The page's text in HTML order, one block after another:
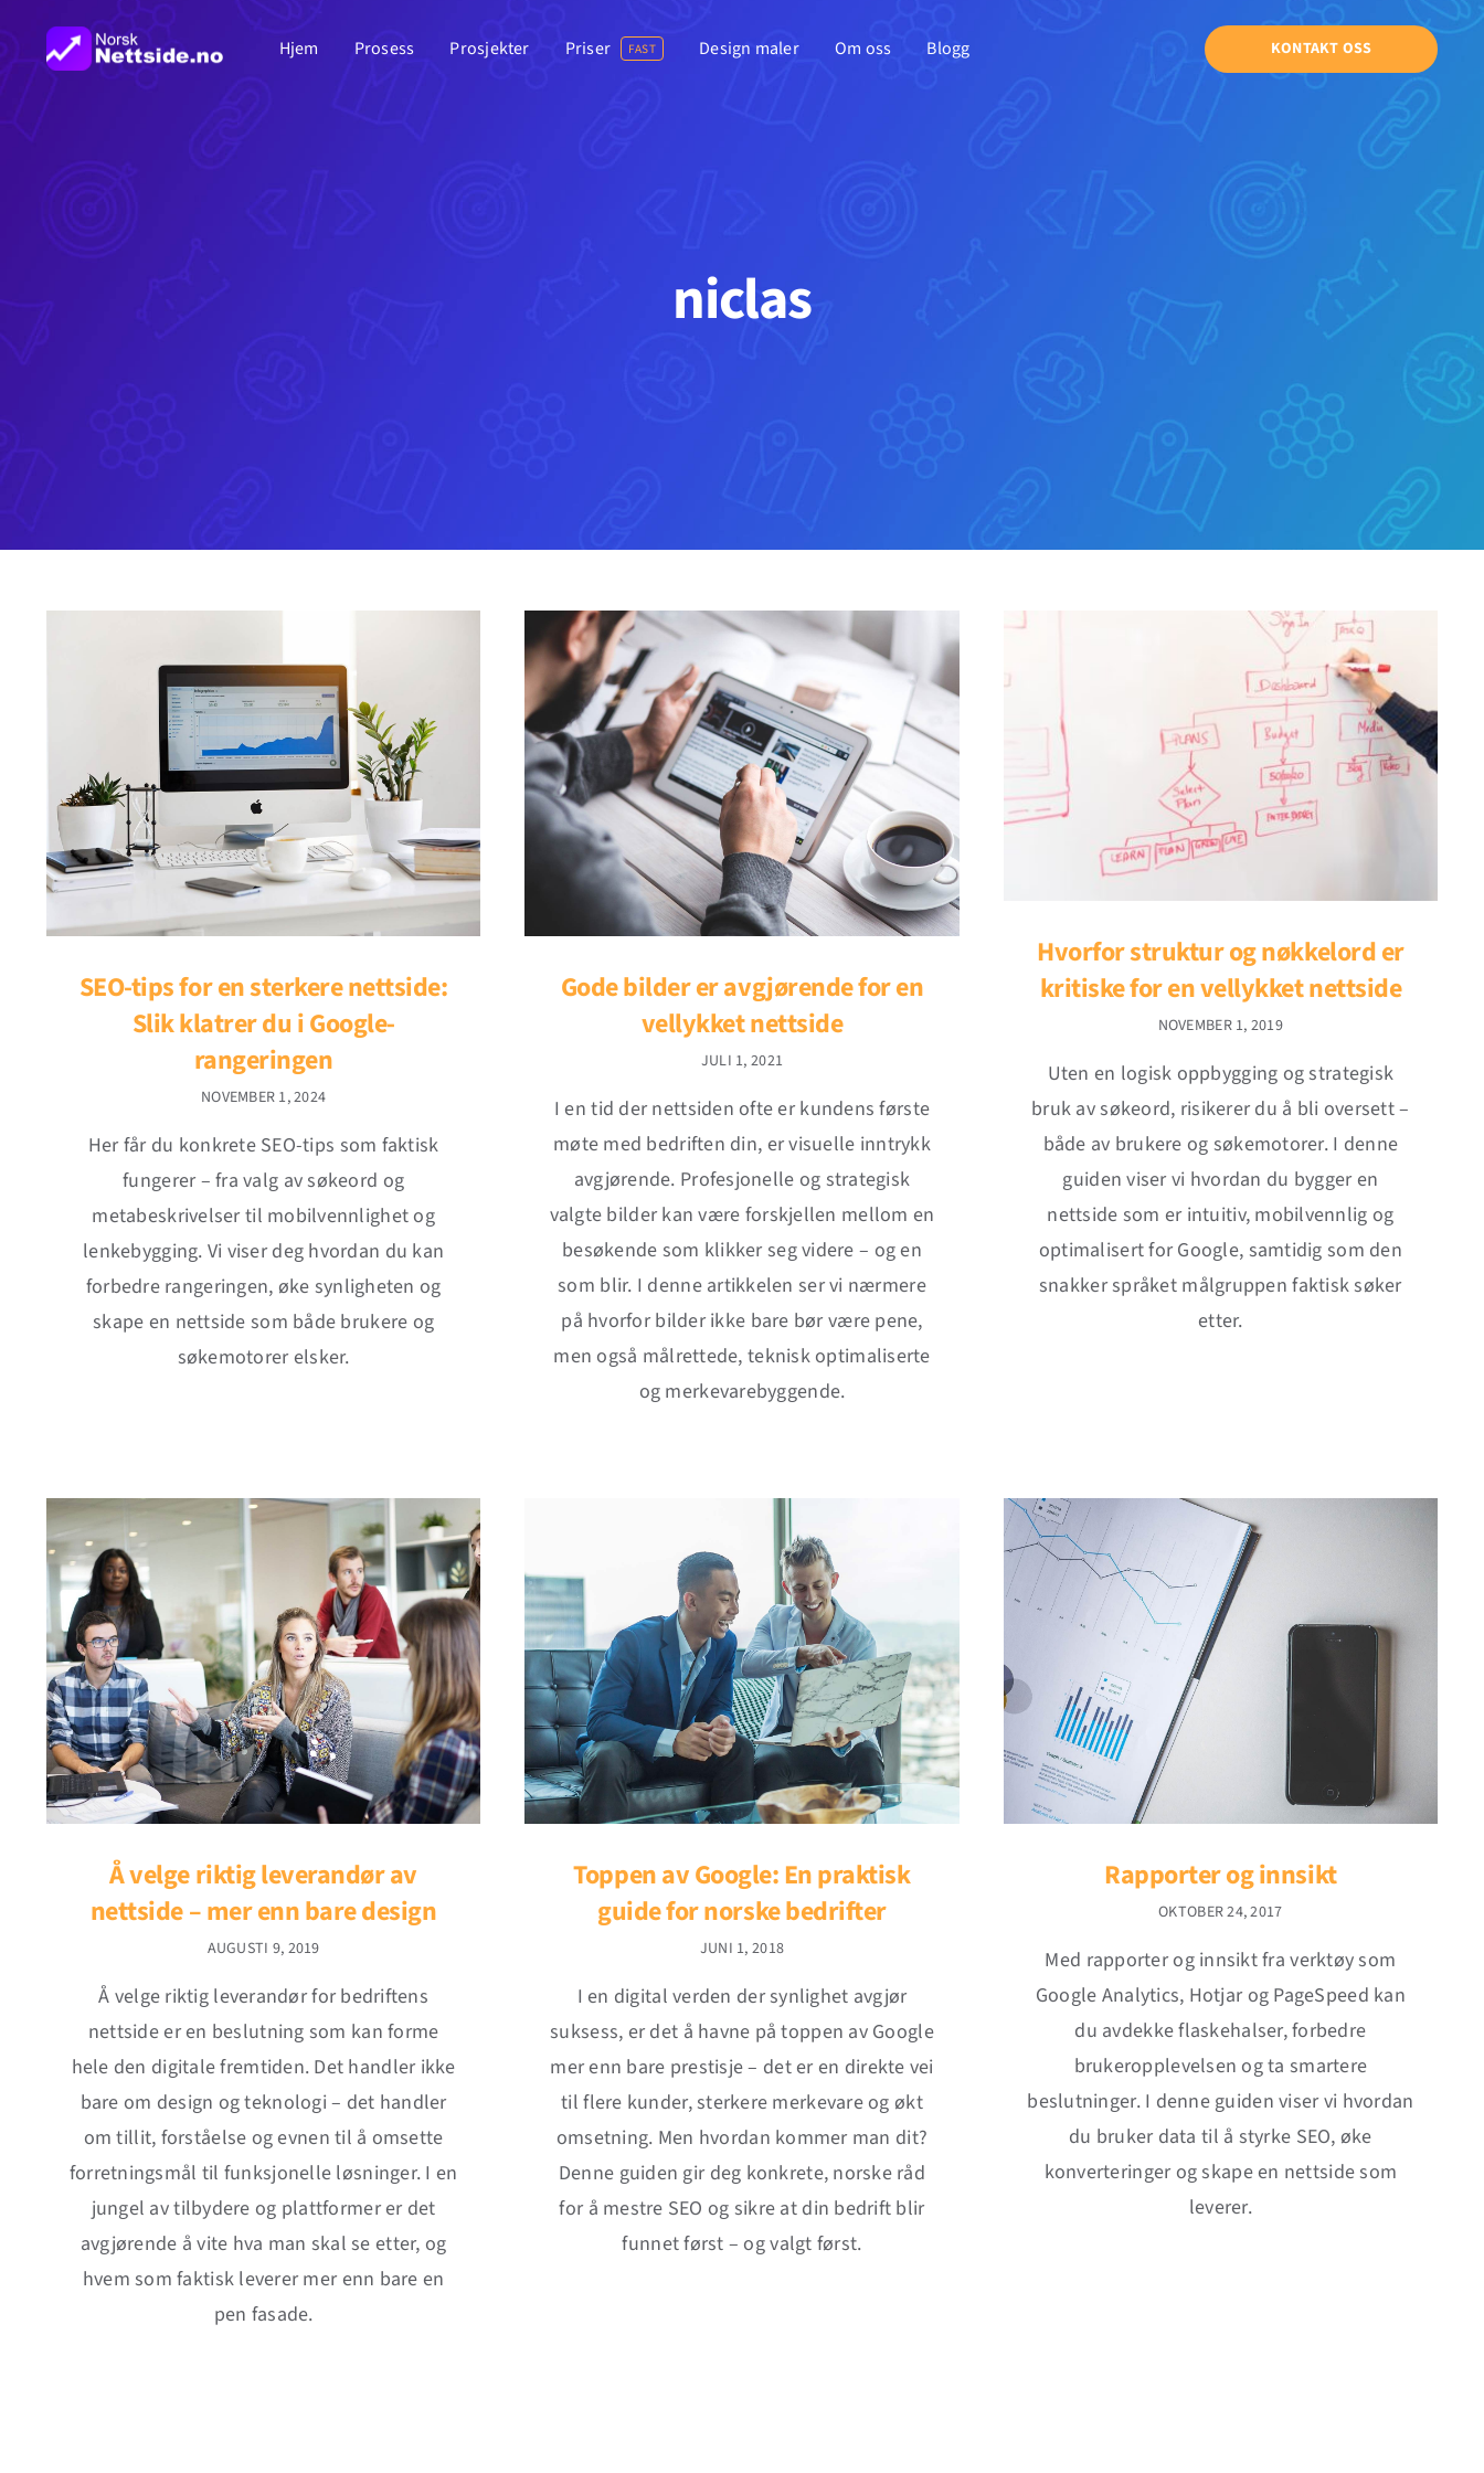
to
content
Hjem Prosess Prosjekter Priser FAST Design maler Om oss Blogg KONTAKT OSS
niclas
SEO-tips for en sterkere nettside:
Slik klatrer du i Google-
rangeringen
NOVEMBER 1, 2024
Her får du konkrete SEO-tips som faktisk
fungerer – fra valg av søkeord og
metabeskrivelser til mobilvennlighet og
lenkebygging. Vi viser deg hvordan du kan
forbedre rangeringen, øke synligheten og
skape en nettside som både brukere og
søkemotorer elsker.
Gode bilder er avgjørende for en
vellykket nettside
JULI 1, 2021
I en tid der nettsiden ofte er kundens første
møte med bedriften din, er visuelle inntrykk
avgjørende. Profesjonelle og strategisk
valgte bilder kan være forskjellen mellom en
besøkende som klikker seg videre – og en
som blir. I denne artikkelen ser vi nærmere
på hvorfor bilder ikke bare bør være pene,
men også målrettede, teknisk optimaliserte
og merkevarebyggende.
Hvorfor struktur og nøkkelord er
kritiske for en vellykket nettside
NOVEMBER 1, 2019
Uten en logisk oppbygging og strategisk
bruk av søkeord, risikerer du å bli oversett –
både av brukere og søkemotorer. I denne
guiden viser vi hvordan du bygger en
nettside som er intuitiv, mobilvennlig og
optimalisert for Google, samtidig som den
snakker språket målgruppen faktisk søker
etter.
Å velge riktig leverandør av
nettside – mer enn bare design
AUGUSTI 9, 2019
Å velge riktig leverandør for bedriftens
nettside er en beslutning som kan forme
hele den digitale fremtiden. Det handler ikke
bare om design og teknologi – det handler
om tillit, forståelse og evnen til å omsette
forretningsmål til funksjonelle løsninger. I en
jungel av tilbydere og plattformer er det
avgjørende å vite hva man skal se etter, og
hvem som faktisk leverer mer enn bare en
pen fasade.
Toppen av Google: En praktisk
guide for norske bedrifter
JUNI 1, 2018
I en digital verden der synlighet avgjør
suksess, er det å havne på toppen av Google
mer enn bare prestisje – det er en direkte vei
til flere kunder, sterkere merkevare og økt
omsetning. Men hvordan kommer man dit?
Denne guiden gir deg konkrete, norske råd
for å mestre SEO og sikre at din bedrift blir
funnet først – og valgt først.
Rapporter og innsikt
OKTOBER 24, 2017
Med rapporter og innsikt fra verktøy som
Google Analytics, Hotjar og PageSpeed kan
du avdekke flaskehalser, forbedre
brukeropplevelsen og ta smartere
beslutninger. I denne guiden viser vi hvordan
du bruker data til å styrke SEO, øke
konverteringer og skape en nettside som
leverer.